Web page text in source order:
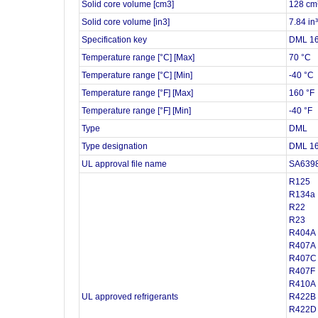
Solid core volume [cm3]
128
Solid core volume [in3]
7.84 in³
Specification key
DML
Temperature range [°C] [Max]
70 °C
Temperature range [°C] [Min]
-40 °C
Temperature range [°F] [Max]
160 °F
Temperature range [°F] [Min]
-40 °F
Type
DML
Type designation
DML
UL approval file name
UL approved refrigerants
R125
R134a
R22
R23
R404A
R407A
R407C
R407F
R410A
R422B
R422D